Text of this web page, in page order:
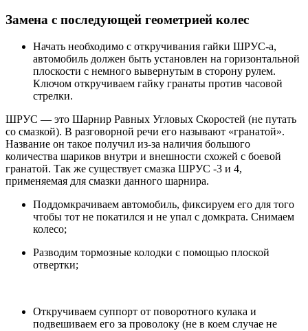
Замена с последующей геометрией колес
Начать необходимо с откручивания гайки ШРУС-а,
автомобиль должен быть установлен на горизонтальной
плоскости с немного вывернутым в сторону рулем.
Ключом откручиваем гайку гранаты против часовой
стрелки.
ШРУС — это Шарнир Равных Угловых Скоростей (не путать
со смазкой). В разговорной речи его называют «гранатой».
Название он такое получил из-за наличия большого
количества шариков внутри и внешности схожей с боевой
гранатой. Так же существует смазка ШРУС -3 и 4,
применяемая для смазки данного шарнира.
Поддомкрачиваем автомобиль, фиксируем его для того
чтобы тот не покатился и не упал с домкрата. Снимаем
колесо;
Разводим тормозные колодки с помощью плоской
отвертки;
Откручиваем суппорт от поворотного кулака и
подвешиваем его за проволоку (не в коем случае не